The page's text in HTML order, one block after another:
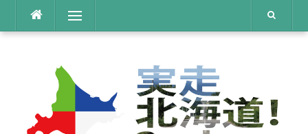
テ
メニュー